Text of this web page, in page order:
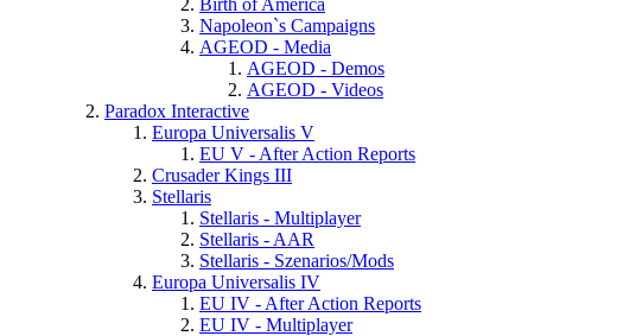
Napoleon`s Campaigns
AGEOD - Media
AGEOD - Demos
AGEOD - Videos
Paradox Interactive
Europa Universalis V
EU V - After Action Reports
Crusader Kings III
Stellaris
Stellaris - Multiplayer
Stellaris - AAR
Stellaris - Szenarios/Mods
Europa Universalis IV
EU IV - After Action Reports
EU IV - Multiplayer